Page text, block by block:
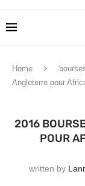
Home
Angleterre pour
2016
POUR
written by